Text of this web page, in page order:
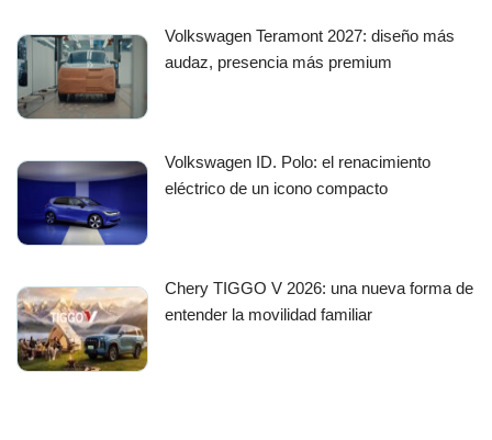
Volkswagen Teramont 2027: diseño más
audaz, presencia más premium
Volkswagen ID. Polo: el renacimiento
eléctrico de un icono compacto
Chery TIGGO V 2026: una nueva forma de
entender la movilidad familiar